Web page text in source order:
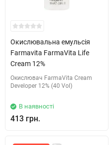
Окислювальна емульсія
Farmavita FarmaVita Life
Cream 12%
Окислювач FarmaVita Cream
Developer 12% (40 Vol)
В наявності
413 грн.